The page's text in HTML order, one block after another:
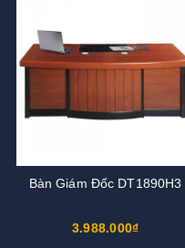
Bàn Giám Đốc DT1890H3
3.988.000₫